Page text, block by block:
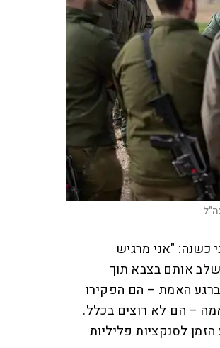
כשנה: "אני מרגיש
אותם בצבא תוך
האמת – הם הפקירו
– הם לא רוצים בכלל.
הזמן לסנקציות פליליות